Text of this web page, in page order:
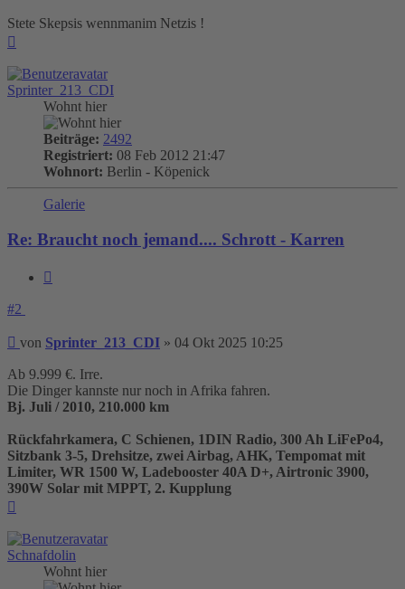
Stete Skepsis wennmanim Netzis !
Sprinter_213_CDI
Wohnt hier
Beiträge: 2492
Registriert: 08 Feb 2012 21:47
Wohnort: Berlin - Köpenick
Galerie
Re: Braucht noch jemand.... Schrott - Karren
#2
Beitrag
von Sprinter_213_CDI » 04 Okt 2025 10:25
Ab 9.999 €. Irre.
Die Dinger kannste nur noch in Afrika fahren.
Bj. Juli / 2010, 210.000 km
Rückfahrkamera, C Schienen, 1DIN Radio, 300 Ah LiFePo4,
Sitzbank 3-5, Drehsitze, zwei Airbag, AHK, Tempomat mit
Limiter, WR 1500 W, Ladebooster 40A D+, Airtronic 3900,
390W Solar mit MPPT, 2. Kupplung
Schnafdolin
Wohnt hier